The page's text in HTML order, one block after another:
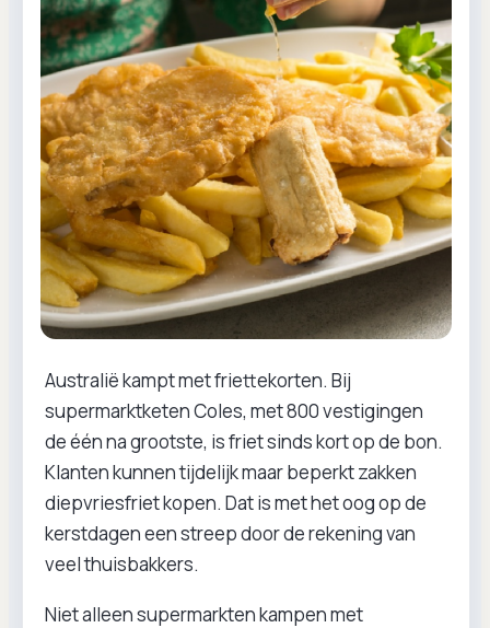
Australië kampt met friettekorten. Bij
supermarktketen Coles, met 800 vestigingen
de één na grootste, is friet sinds kort op de bon.
Klanten kunnen tijdelijk maar beperkt zakken
diepvriesfriet kopen. Dat is met het oog op de
kerstdagen een streep door de rekening van
veel thuisbakkers.
Niet alleen supermarkten kampen met